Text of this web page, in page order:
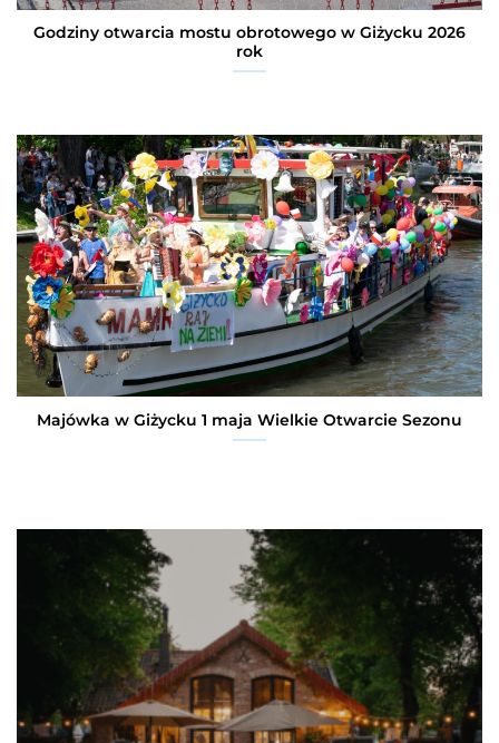
Godziny otwarcia mostu obrotowego w Giżycku 2026
rok
Majówka w Giżycku 1 maja Wielkie Otwarcie Sezonu